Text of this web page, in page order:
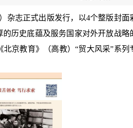
杂志正式出版发行，以4个整版封面
历史底蕴及服务国家对外开放战略
京教育》（高教）“贸大风采”系列